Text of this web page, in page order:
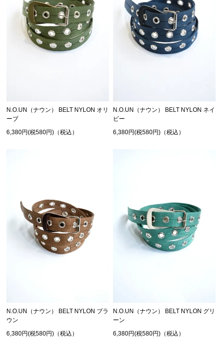
N.O.UN（ナウン） BELT NYLON オリ
ーブ
6,380円(税580円)（税込）
N.O.UN（ナウン） BELT NYLON ネイ
ビー
6,380円(税580円)（税込）
N.O.UN（ナウン） BELT NYLON ブラ
ウン
6,380円(税580円)（税込）
N.O.UN（ナウン） BELT NYLON グリ
ーン
6,380円(税580円)（税込）